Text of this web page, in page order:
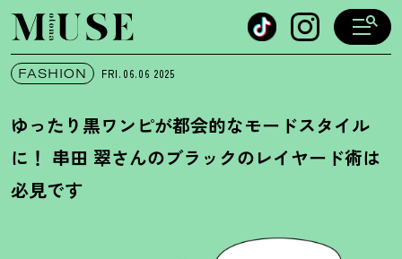
オトナミューズ ウェブ
FASHION FRI.06.06 2025
ゆったり黒ワンピが都会的なモードスタイル
に ！ 串田 翠さんのブラックのレイヤード術は
必見です